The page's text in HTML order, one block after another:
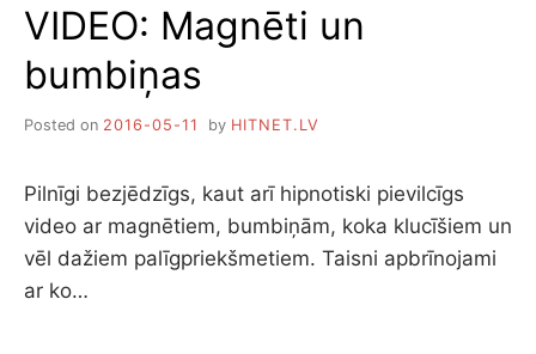
NO
SKUDRĀM
VIDEO: Magnēti un
bumbiņas
Posted on 2016-05-11 by HITNET.LV
Pilnīgi bezjēdzīgs, kaut arī hipnotiski pievilcīgs
video ar magnētiem, bumbiņām, koka klucīšiem un
vēl dažiem palīgpriekšmetiem. Taisni apbrīnojami
ar ko…